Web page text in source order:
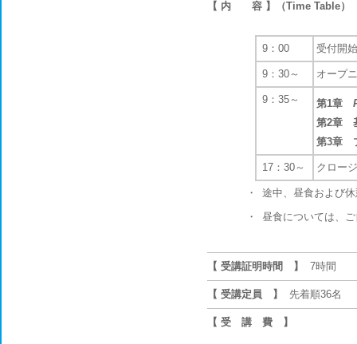
【 内 容 】（Time Table）
9：00 受付開始
9：30～ オープ
9：35～ 第1章
第2章
第3章
17：30～ クロー
・
途中、昼食および
・
昼食については、
【 受講証明時間 】 7時間
【 受講定員 】 先着順36名
【 受 講 費 】